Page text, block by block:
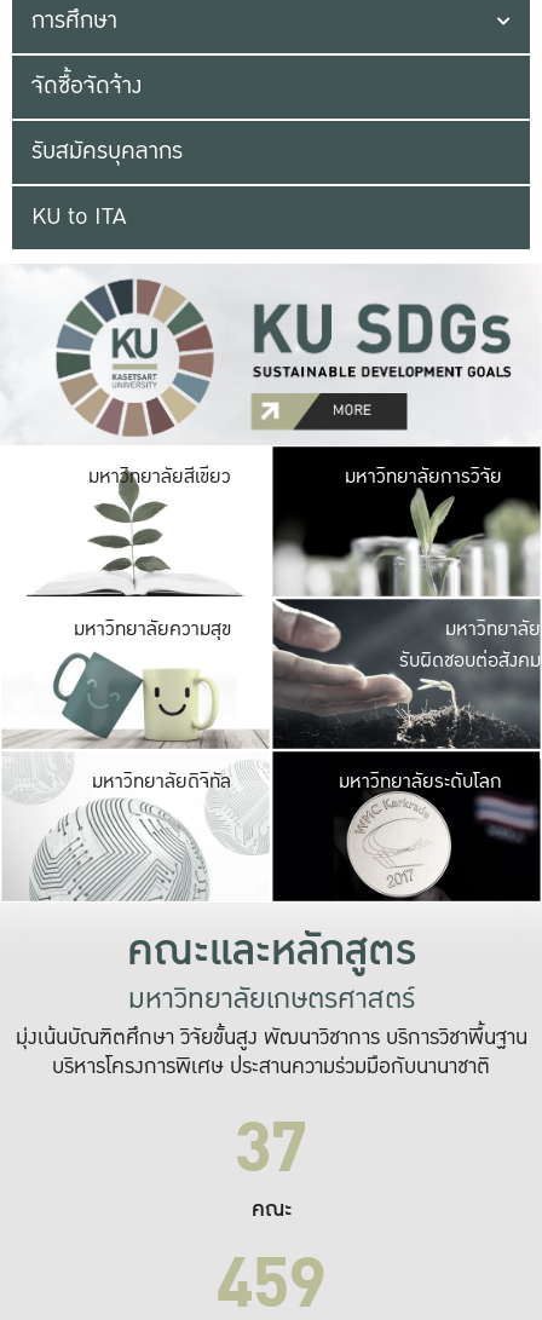
การศึกษา
จัดซื้อจัดจ้าง
รับสมัครบุคลากร
KU to ITA
มหาวิทยาลัยสีเขียว มหาวิ
มีพื้นที่เขียวสดใส
เป็นป่าในเมือง เกษต
มหาวิทยาลัยการวิจัย
มหาวิทยาลัยความสุข มหาวิ
ค
เปิดประ
และพบเรื่องราวใ
มหาวิทยาลัย
รับผิดชอบต่อสังคม
มหาวิทยาลัยดิจิทัล มหาวิ
เปลี่ยนแปลง แล
เพื่อทำง
ระบบสารสนเทศ
มหาวิทยาลัยระดับโลก
คณะและหลักสูตร
มหาวิทยาลัยเกษตรศาสตร์
มุ่งเน้นบัณฑิตศึกษา วิจัยขั้นสูง พัฒนาวิชาการ บริการวิชาพื้นฐาน
บริหารโครงการพิเศษ ประสานความร่วมมือกับนานาชาติ
37
คณะ
459